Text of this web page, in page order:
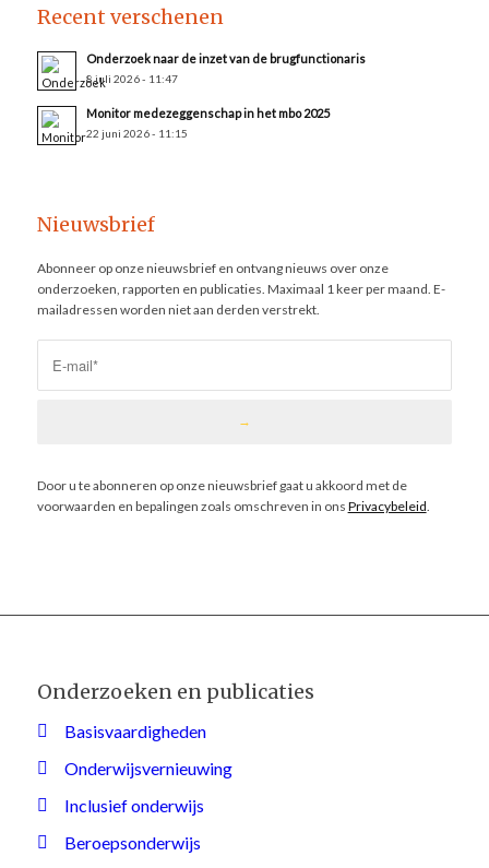
Recent verschenen
Onderzoek naar de inzet van de brugfunctionaris
8 juli 2026 - 11:47
Monitor medezeggenschap in het mbo 2025
22 juni 2026 - 11:15
Nieuwsbrief
Abonneer op onze nieuwsbrief en ontvang nieuws over onze
onderzoeken, rapporten en publicaties. Maximaal 1 keer per maand. E-
mailadressen worden niet aan derden verstrekt.
Door u te abonneren op onze nieuwsbrief gaat u akkoord met de
voorwaarden en bepalingen zoals omschreven in ons Privacybeleid
Onderzoeken en publicaties
Basisvaardigheden
Onderwijsvernieuwing
Inclusief onderwijs
Beroepsonderwijs